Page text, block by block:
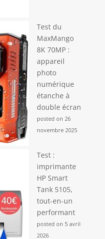
Test du
MaxMango
8K 70MP :
appareil
photo
numérique
étanche à
double écran
posted on 26
novembre 2025
Test :
imprimante
HP Smart
Tank 5105,
tout-en-un
performant
posted on 5 avril
2026